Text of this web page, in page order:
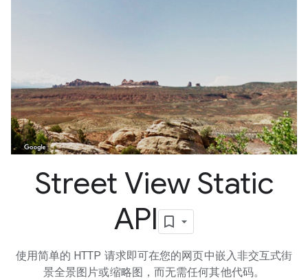
Street View Static
API
使用简单的 HTTP 请求即可在您的网页中嵌入非交互式街
景全景图片或缩略图，而无需任何其他代码。